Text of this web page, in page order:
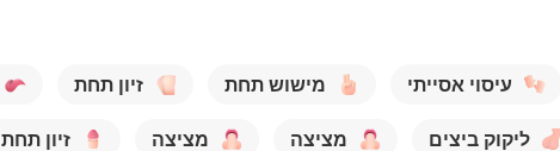
עיסוי אסייתי מישוש תחת זיון תחת
ליקוק ביצים מציצה מציצה זיון תחת